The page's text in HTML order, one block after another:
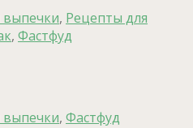
, Рецепты для
, Фастфуд
, Фастфуд